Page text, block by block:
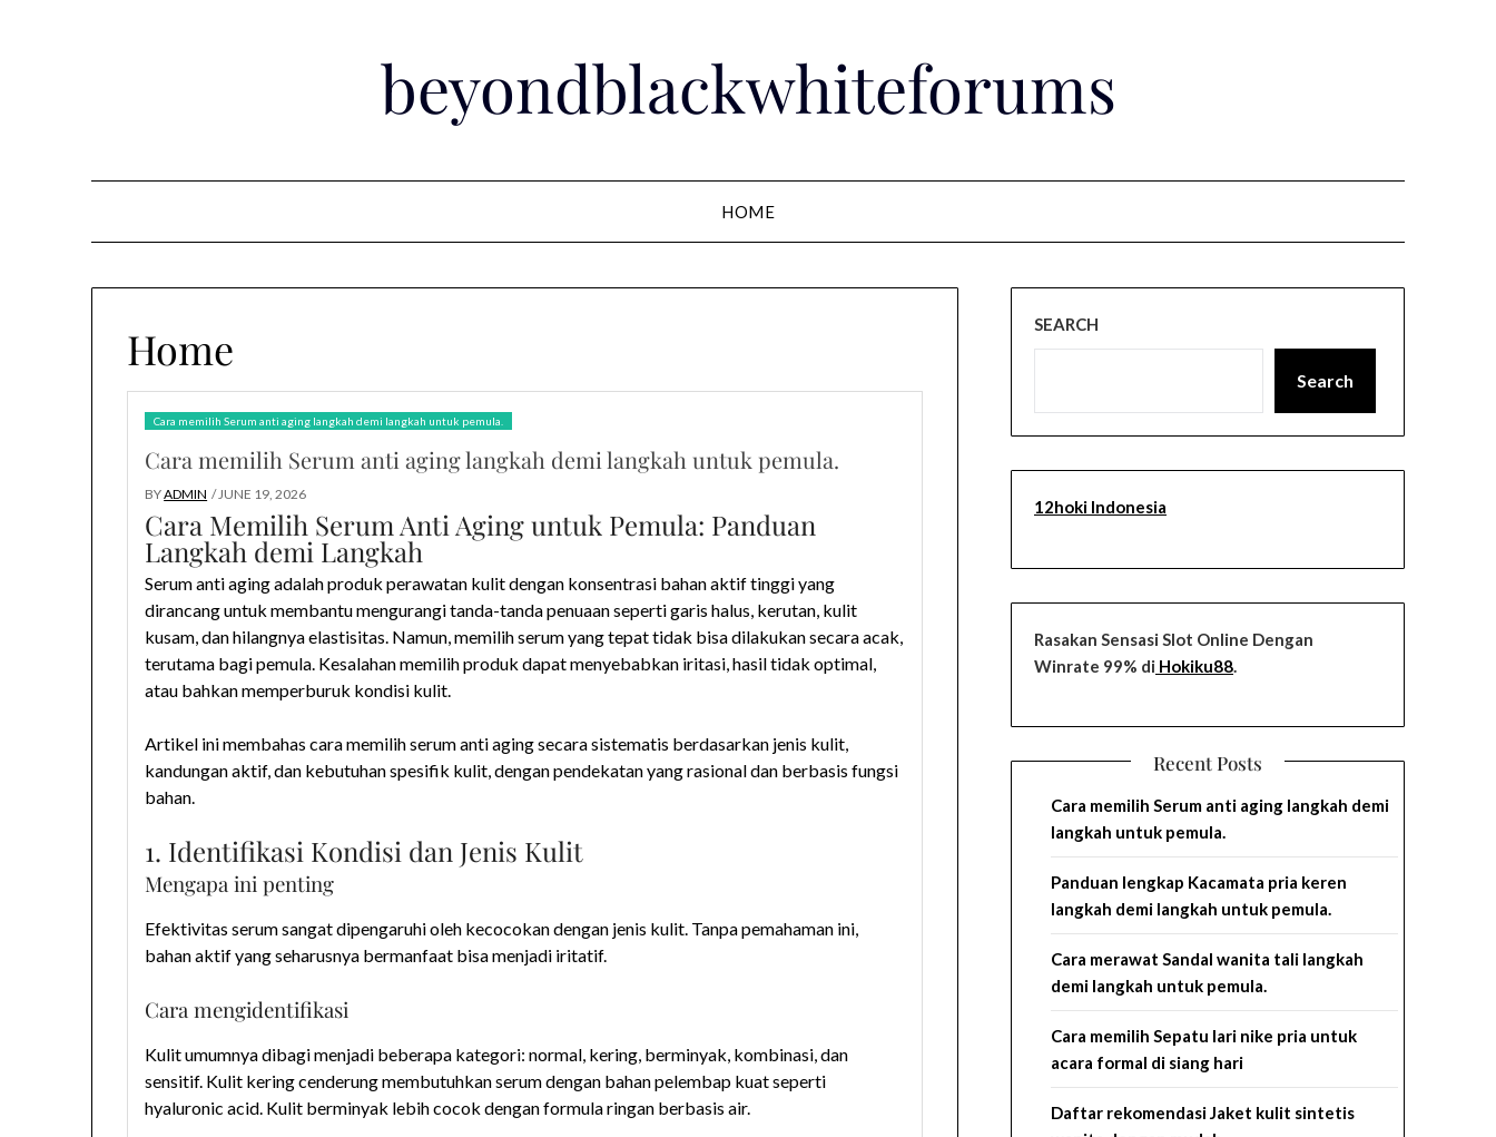
beyondblackwhiteforums
HOME
Home
Cara memilih Serum anti aging langkah demi langkah untuk pemula.
Cara memilih Serum anti aging langkah demi langkah untuk pemula.
BYADMIN / JUNE 19, 2026
Cara Memilih Serum Anti Aging untuk Pemula: Panduan
Langkah demi Langkah
Serum anti aging adalah produk perawatan kulit dengan konsentrasi bahan aktif tinggi yang
dirancang untuk membantu mengurangi tanda-tanda penuaan seperti garis halus, kerutan, kulit
kusam, dan hilangnya elastisitas. Namun, memilih serum yang tepat tidak bisa dilakukan secara acak,
terutama bagi pemula. Kesalahan memilih produk dapat menyebabkan iritasi, hasil tidak optimal,
atau bahkan memperburuk kondisi kulit.
Artikel ini membahas cara memilih serum anti aging secara sistematis berdasarkan jenis kulit,
kandungan aktif, dan kebutuhan spesifik kulit, dengan pendekatan yang rasional dan berbasis fungsi
bahan.
1. Identifikasi Kondisi dan Jenis Kulit
Mengapa ini penting
Efektivitas serum sangat dipengaruhi oleh kecocokan dengan jenis kulit. Tanpa pemahaman ini,
bahan aktif yang seharusnya bermanfaat bisa menjadi iritatif.
Cara mengidentifikasi
Kulit umumnya dibagi menjadi beberapa kategori: normal, kering, berminyak, kombinasi, dan
sensitif. Kulit kering cenderung membutuhkan serum dengan bahan pelembap kuat seperti
hyaluronic acid. Kulit berminyak lebih cocok dengan formula ringan berbasis air.
SEARCH
Search
12hoki Indonesia
Rasakan Sensasi Slot Online Dengan
Winrate 99% di Hokiku88.
Recent Posts
Cara memilih Serum anti aging langkah demi
langkah untuk pemula.
Panduan lengkap Kacamata pria keren
langkah demi langkah untuk pemula.
Cara merawat Sandal wanita tali langkah
demi langkah untuk pemula.
Cara memilih Sepatu lari nike pria untuk
acara formal di siang hari
Daftar rekomendasi Jaket kulit sintetis